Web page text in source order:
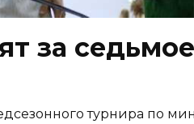
за
турнира по